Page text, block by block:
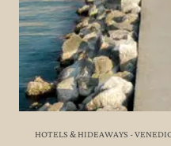
HOTELS & HIDEAWAYS -